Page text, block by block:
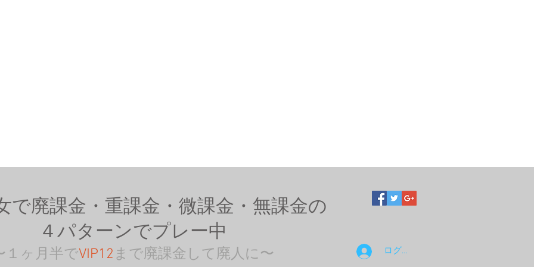
で廃課金・重課金・微課金・無課金の
４パターンでプレー中
１ヶ月半でVIP12 まで廃課金して廃人に〜 ログイン